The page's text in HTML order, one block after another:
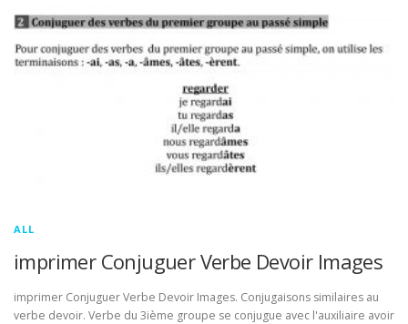
ALL
imprimer Conjuguer Verbe Devoir Images
imprimer Conjuguer Verbe Devoir Images. Conjugaisons similaires au
verbe devoir. Verbe du 3ième groupe se conjugue avec l'auxiliaire avoir